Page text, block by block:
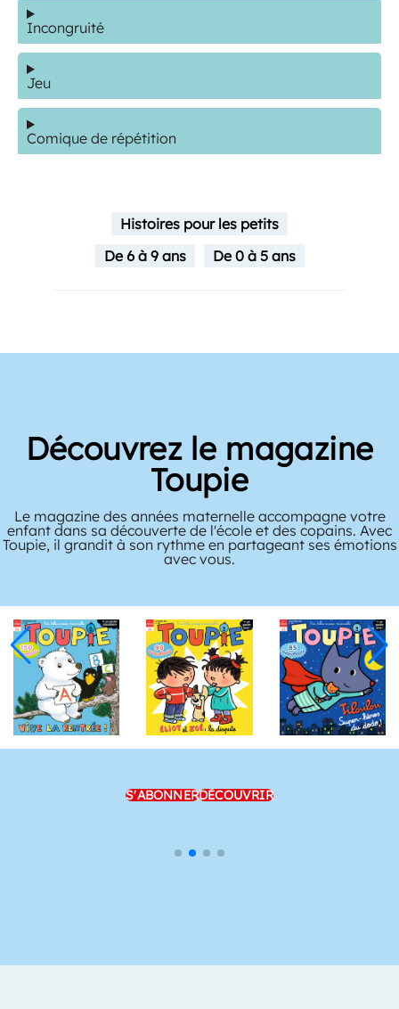
Incongruité
Jeu
Comique de répétition
Histoires pour les petits
De 6 à 9 ans
De 0 à 5 ans
Découvrez le magazine
Toupie
Le magazine des années maternelle accompagne votre
enfant dans sa découverte de l'école et des copains. Avec
Toupie, il grandit à son rythme en partageant ses émotions
avec vous.
S'ABONNERDÉCOUVRIR